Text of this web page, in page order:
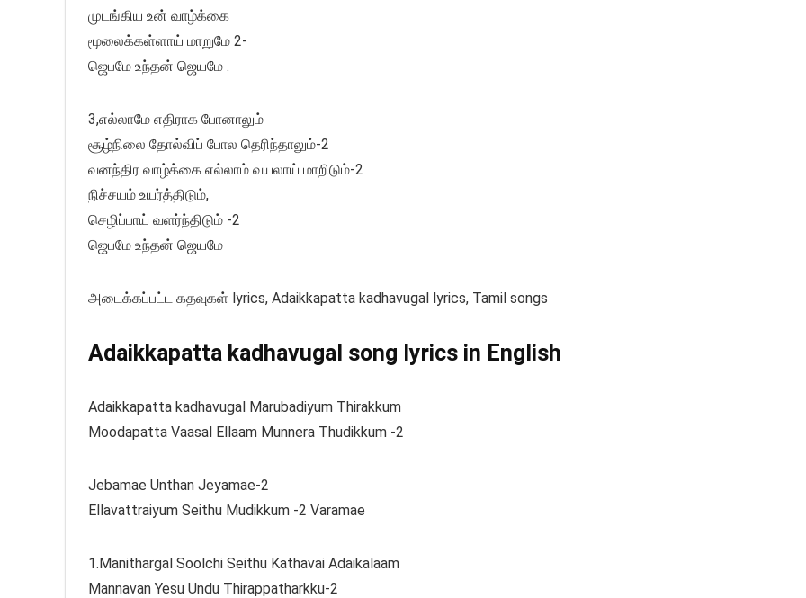
முடங்கிய உன் வாழ்க்கை
மூலைக்கள்ளாய் மாறுமே 2-
ஜெபமே உந்தன் ஜெயமே .
3,எல்லாமே எதிராக போனாலும்
சூழ்நிலை தோல்விப் போல தெரிந்தாலும்-2
வனந்திர வாழ்க்கை எல்லாம் வயலாய் மாறிடும்-2
நிச்சயம் உயர்த்திடும்,
செழிப்பாய் வளர்ந்திடும் -2
ஜெபமே உந்தன் ஜெயமே
அடைக்கப்பட்ட கதவுகள் lyrics, Adaikkapatta kadhavugal lyrics, Tamil songs
Adaikkapatta kadhavugal song lyrics in English
Adaikkapatta kadhavugal Marubadiyum Thirakkum
Moodapatta Vaasal Ellaam Munnera Thudikkum -2
Jebamae Unthan Jeyamae-2
Ellavattraiyum Seithu Mudikkum -2 Varamae
1.Manithargal Soolchi Seithu Kathavai Adaikalaam
Mannavan Yesu Undu Thirappatharkku-2